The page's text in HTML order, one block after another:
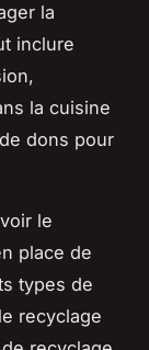
la
inclure
la cuisine
dons pour
le
place de
types de
recyclage